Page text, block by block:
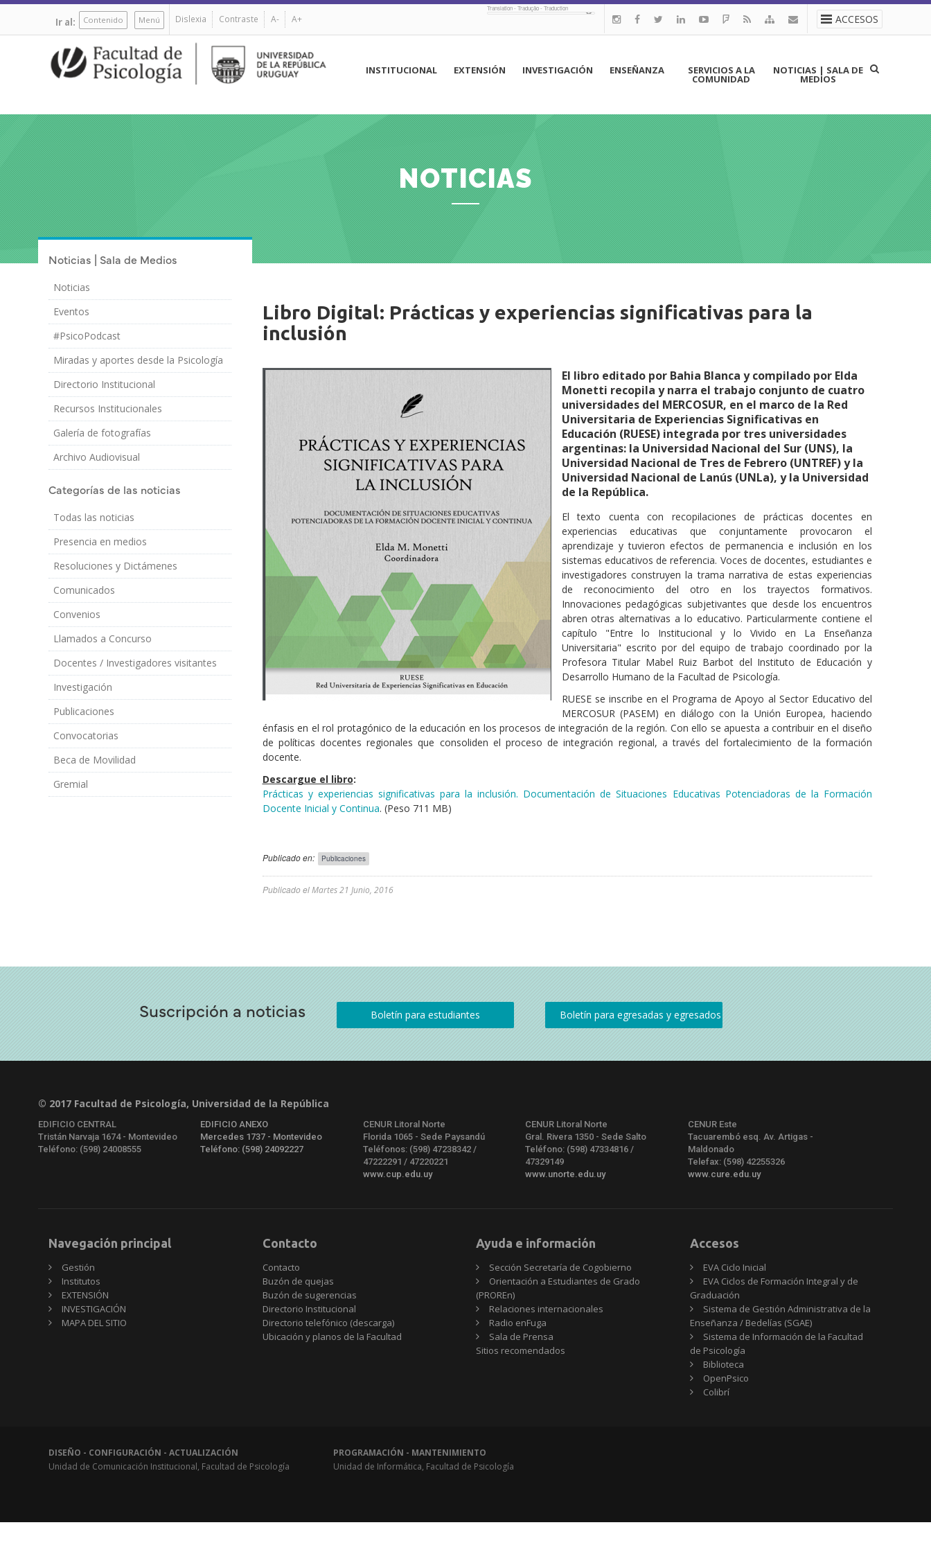
Pasar
contenido
Ir al: Contenido Menú Dislexia Contraste A- A+ ACCESOS
Translation - Tradução - Traduction
principal
INSTITUCIONAL EXTENSIÓN INVESTIGACIÓN ENSEÑANZA SERVICIOS A LA
COMUNIDAD
NOTICIAS | SALA DE
MEDIOS
NOTICIAS
Noticias | Sala de Medios
Noticias
Eventos
#PsicoPodcast
Miradas y aportes desde la Psicología
Directorio Institucional
Recursos Institucionales
Galería de fotografías
Archivo Audiovisual
Categorías de las noticias
Todas las noticias
Presencia en medios
Resoluciones y Dictámenes
Comunicados
Convenios
Llamados a Concurso
Docentes / Investigadores visitantes
Investigación
Publicaciones
Convocatorias
Beca de Movilidad
Gremial
Libro Digital: Prácticas y experiencias significativas para la
inclusión
Imagen/Afiche
Cuerpo
El libro editado por Bahia Blanca y compilado por Elda
Monetti recopila y narra el trabajo conjunto de cuatro
universidades del MERCOSUR, en el marco de la Red
Universitaria de Experiencias Significativas en
Educación (RUESE) integrada por tres universidades
argentinas: la Universidad Nacional del Sur (UNS), la
Universidad Nacional de Tres de Febrero (UNTREF) y la
Universidad Nacional de Lanús (UNLa), y la Universidad
de la República.
El texto cuenta con recopilaciones de prácticas docentes en
experiencias educativas que conjuntamente provocaron el
aprendizaje y tuvieron efectos de permanencia e inclusión en los
sistemas educativos de referencia. Voces de docentes, estudiantes e
investigadores construyen la trama narrativa de estas experiencias
de reconocimiento del otro en los trayectos formativos.
Innovaciones pedagógicas subjetivantes que desde los encuentros
abren otras alternativas a lo educativo. Particularmente contiene el
capítulo "Entre lo Institucional y lo Vivido en La Enseñanza
Universitaria" escrito por del equipo de trabajo coordinado por la
Profesora Titular Mabel Ruiz Barbot del Instituto de Educación y
Desarrollo Humano de la Facultad de Psicología.
RUESE se inscribe en el Programa de Apoyo al Sector Educativo del
MERCOSUR (PASEM) en diálogo con la Unión Europea, haciendo
énfasis en el rol protagónico de la educación en los procesos de integración de la región. Con ello se apuesta a contribuir en el diseño
de políticas docentes regionales que consoliden el proceso de integración regional, a través del fortalecimiento de la formación
docente.
Descargue el libro:
Prácticas y experiencias significativas para la inclusión. Documentación de Situaciones Educativas Potenciadoras de la Formación
Docente Inicial y Continua. (Peso 711 MB)
Publicado en: Publicaciones
Publicado elMartes 21 Junio, 2016
Suscripción a noticias
© 2017 Facultad de Psicología, Universidad de la República
EDIFICIO CENTRAL
Tristán Narvaja 1674 - Montevideo
Teléfono: (598) 24008555
EDIFICIO ANEXO
Mercedes 1737 - Montevideo
Teléfono: (598) 24092227
CENUR Litoral Norte
Florida 1065 - Sede Paysandú
Teléfonos: (598) 47238342 /
47222291 / 47220221
www.cup.edu.uy
CENUR Litoral Norte
Gral. Rivera 1350 - Sede Salto
Teléfono: (598) 47334816 /
47329149
www.unorte.edu.uy
CENUR Este
Tacuarembó esq. Av. Artigas -
Maldonado
Telefax: (598) 42255326
www.cure.edu.uy
Navegación principal
Gestión
Institutos
EXTENSIÓN
INVESTIGACIÓN
MAPA DEL SITIO
Contacto
Contacto
Buzón de quejas
Buzón de sugerencias
Directorio Institucional
Directorio telefónico (descarga)
Ubicación y planos de la Facultad
Ayuda e información
Sección Secretaría de Cogobierno
Orientación a Estudiantes de Grado
(PROREn)
Relaciones internacionales
Radio enFuga
Sala de Prensa
Sitios
Sitios recomendados
Accesos
EVA Ciclo Inicial
EVA Ciclos de Formación Integral y de
Graduación
Sistema de Gestión Administrativa de la
Enseñanza / Bedelías (SGAE)
Sistema de Información de la Facultad
de Psicología
Biblioteca
OpenPsico
Colibrí
DISEÑO - CONFIGURACIÓN - ACTUALIZACIÓN
Unidad de Comunicación Institucional, Facultad de Psicología
PROGRAMACIÓN - MANTENIMIENTO
Unidad de Informática, Facultad de Psicología